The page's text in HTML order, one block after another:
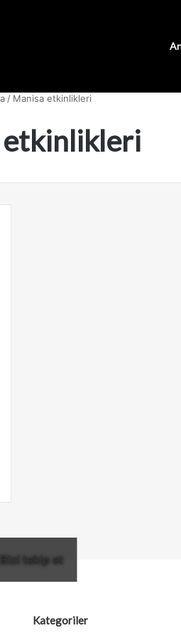
/ Manisa etkinlikleri
etkinlikleri
Bizi takip et
Kategoriler